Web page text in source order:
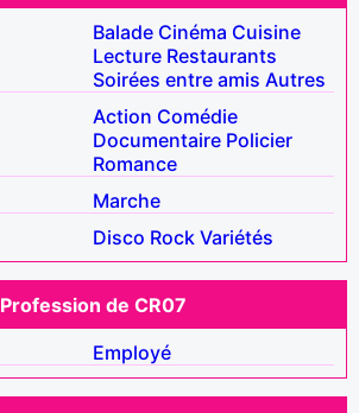
Balade Cinéma Cuisine
Lecture Restaurants
Soirées entre amis Autres
Action Comédie
Documentaire Policier
Romance
Marche
Disco Rock Variétés
Profession de CR07
Employé